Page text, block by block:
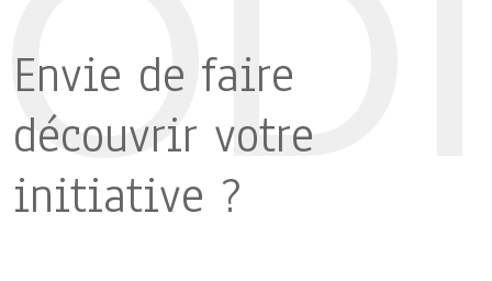
Envie de faire
découvrir votre
initiative ?